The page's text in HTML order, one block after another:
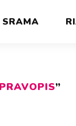
SRAMA
PRAVOPIS”